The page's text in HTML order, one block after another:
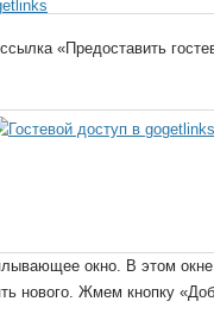
«Предоставить
окно. В этом
нового. Жмем кнопку